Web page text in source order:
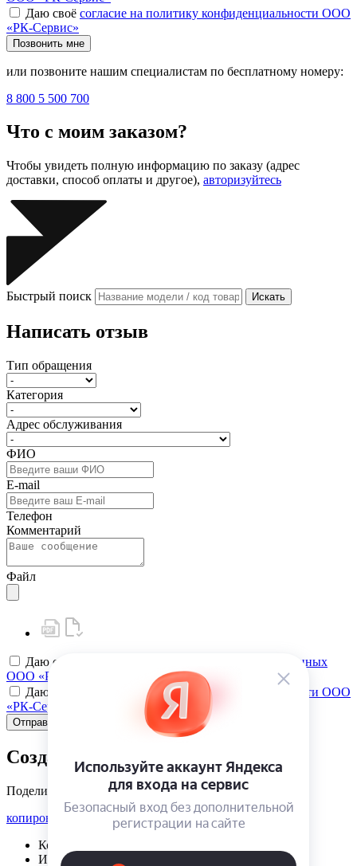
Даю своё согласие на политику конфиденциальности ООО
«РК-Сервис»
Позвонить мне
или позвоните нашим специалистам по бесплатному номеру:
8 800 5 500 700
Что с моим заказом?
Чтобы увидеть полную информацию по заказу (адрес
доставки, способ оплаты и другое), авторизуйтесь
Быстрый поиск Искать
Написать отзыв
Тип обращения
Категория
Адрес обслуживания
ФИО
E-mail
Телефон
Комментарий
Файл
Даю своё
согласие на обработку персональных данных
ООО «РК-Сервис»
Даю своё
согласие на политику конфиденциальности ООО
«РК-Сервис»
Отправить
Создать карту клиента
Поделиться
копировать ссылку
Корзина | {{ cart.items.value.length }}
Избранное | {{ initData.favoriteProducts.length }}